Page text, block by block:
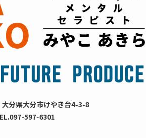
分県大分市けやき台4-3-8
597-6301